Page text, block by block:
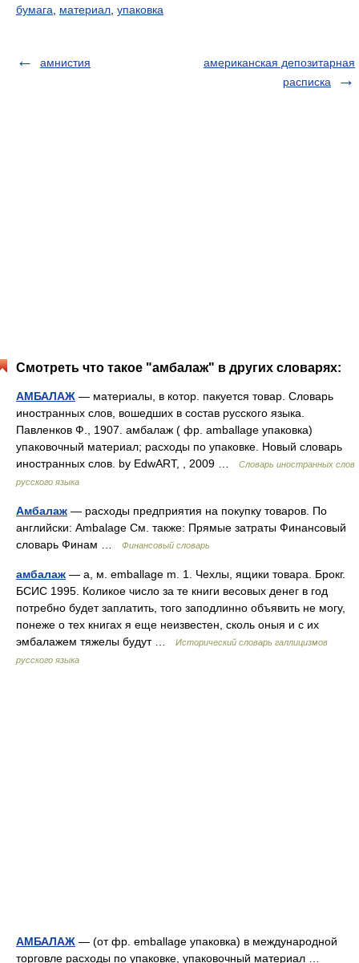
бумага
материал упаковка
амнистия
американская депозитарная
расписка
Смотреть что такое "амбалаж" в других словарях:
АМБАЛАЖ — материалы, в котор. пакуется товар. Словарь
иностранных слов, вошедших в состав русского языка.
Павленков Ф., 1907. амбалаж ( фр. amballage упаковка)
упаковочный материал; расходы по упаковке. Новый словарь
иностранных слов. by EdwART, , 2009 …
Словарь иностранных слов
русского языка
Амбалаж — расходы предприятия на покупку товаров. По
английски: Ambalage См. также: Прямые затраты Финансовый
словарь Финам …
Финансовый словарь
амбалаж — а, м. emballage m. 1. Чехлы, ящики товара. Брокг.
БСИС 1995. Коликое число за те книги весовых денег в год
потребно будет заплатить, того заподлинно объявить не могу,
понеже о тех книгах я еще неизвестен, сколь оныя и с их
эмбалажем тяжелы будут …
Исторический словарь галлицизмов
русского языка
АМБАЛАЖ — (от фр. emballage упаковка) в международной
торговле расходы по упаковке, упаковочный материал …